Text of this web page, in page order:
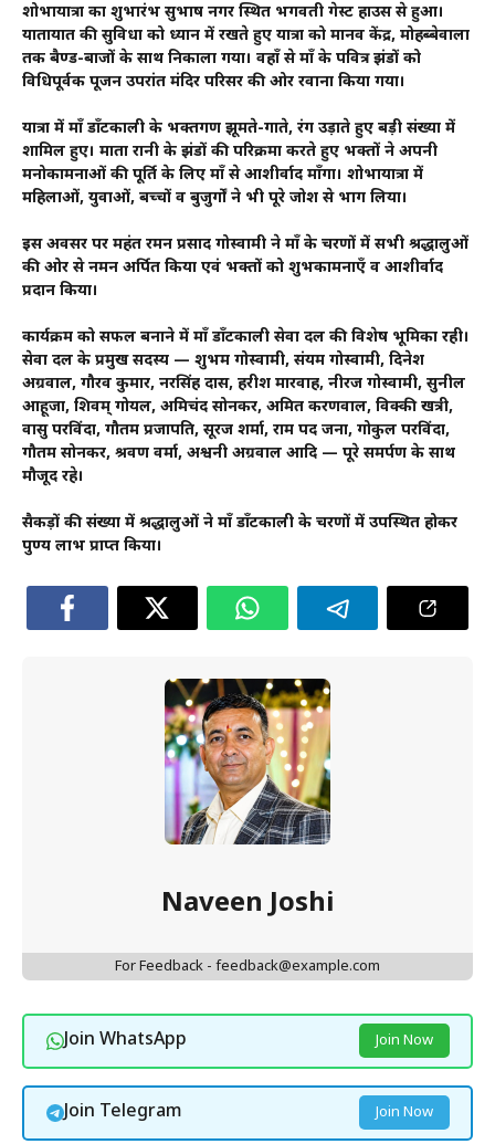
शोभायात्रा का शुभारंभ सुभाष नगर स्थित भगवती गेस्ट हाउस से हुआ।
यातायात की सुविधा को ध्यान में रखते हुए यात्रा को मानव केंद्र, मोहब्बेवाला
तक बैण्ड-बाजों के साथ निकाला गया। वहाँ से माँ के पवित्र झंडों को
विधिपूर्वक पूजन उपरांत मंदिर परिसर की ओर रवाना किया गया।
यात्रा में माँ डाँटकाली के भक्तगण झूमते-गाते, रंग उड़ाते हुए बड़ी संख्या में
शामिल हुए। माता रानी के झंडों की परिक्रमा करते हुए भक्तों ने अपनी
मनोकामनाओं की पूर्ति के लिए माँ से आशीर्वाद माँगा। शोभायात्रा में
महिलाओं, युवाओं, बच्चों व बुजुर्गों ने भी पूरे जोश से भाग लिया।
इस अवसर पर महंत रमन प्रसाद गोस्वामी ने माँ के चरणों में सभी श्रद्धालुओं
की ओर से नमन अर्पित किया एवं भक्तों को शुभकामनाएँ व आशीर्वाद
प्रदान किया।
कार्यक्रम को सफल बनाने में माँ डाँटकाली सेवा दल की विशेष भूमिका रही।
सेवा दल के प्रमुख सदस्य — शुभम गोस्वामी, संयम गोस्वामी, दिनेश
अग्रवाल, गौरव कुमार, नरसिंह दास, हरीश मारवाह, नीरज गोस्वामी, सुनील
आहूजा, शिवम् गोयल, अमिचंद सोनकर, अमित करणवाल, विक्की खत्री,
वासु परविंदा, गौतम प्रजापति, सूरज शर्मा, राम पद जना, गोकुल परविंदा,
गौतम सोनकर, श्रवण वर्मा, अश्वनी अग्रवाल आदि — पूरे समर्पण के साथ
मौजूद रहे।
सैकड़ों की संख्या में श्रद्धालुओं ने माँ डाँटकाली के चरणों में उपस्थित होकर
पुण्य लाभ प्राप्त किया।
Naveen Joshi
For Feedback - feedback@example.com
Join WhatsApp Join Now
Join Telegram Join Now